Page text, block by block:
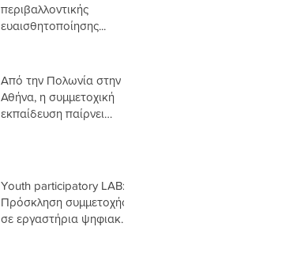
περιβαλλοντικής
ευαισθητοποίησης...
Από την Πολωνία στην
Αθήνα, η συμμετοχική
εκπαίδευση παίρνει
Youth participatory LAB:
Πρόσκληση συμμετοχής
σε εργαστήρια ψηφιακής